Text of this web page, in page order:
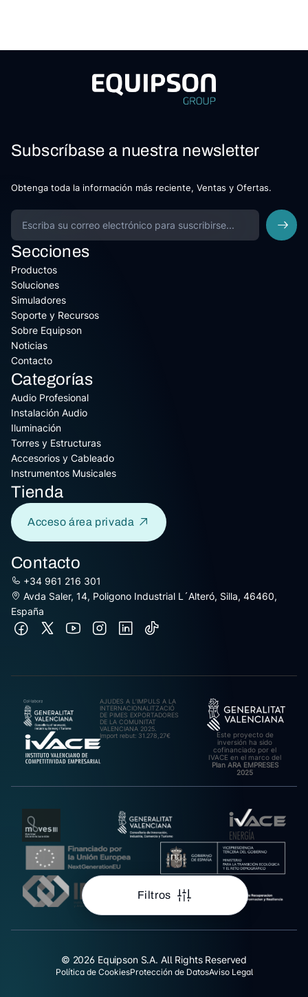
Filtros
Subscríbase a nuestra newsletter
Obtenga toda la información más reciente, Ventas y Ofertas.
Secciones
Productos
Soluciones
Simuladores
Soporte y Recursos
Sobre Equipson
Noticias
Contacto
Categorías
Audio Profesional
Instalación Audio
Iluminación
Torres y Estructuras
Accesorios y Cableado
Instrumentos Musicales
Tienda
Acceso área privada
Contacto
+34 961 216 301
Avda Saler, 14, Poligono Industrial L´Alteró, Silla, 46460,
España
AJUDES A L’IMPULS A LA
INTERNACIONALITZACIÓ
DE PIMES EXPORTADORES
DE LA COMUNITAT
VALENCIANA 2025.
Import rebut: 31.278,27€
Este proyecto de
inversión ha sido
cofinanciado por el
IVACE en el marco del
Plan ARA EMPRESES
2025
© 2026 Equipson S.A. All Rights Reserved
Política de CookiesProtección de DatosAviso Legal